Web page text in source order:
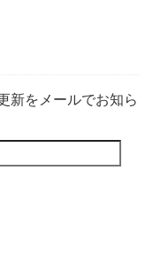
新をメールでお知ら